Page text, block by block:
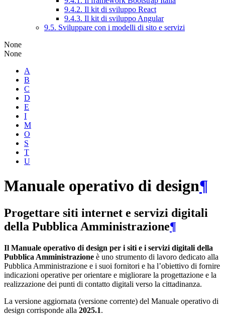
9.4.2. Il kit di sviluppo React
9.4.3. Il kit di sviluppo Angular
9.5. Sviluppare con i modelli di sito e servizi
None
None
A
B
C
D
E
I
M
O
S
T
U
Manuale operativo di design¶
Progettare siti internet e servizi digitali
della Pubblica Amministrazione¶
Il Manuale operativo di design per i siti e i servizi digitali della
Pubblica Amministrazione è uno strumento di lavoro dedicato alla
Pubblica Amministrazione e i suoi fornitori e ha l’obiettivo di fornire
indicazioni operative per orientare e migliorare la progettazione e la
realizzazione dei punti di contatto digitali verso la cittadinanza.
La versione aggiornata (versione corrente) del Manuale operativo di
design corrisponde alla 2025.1.